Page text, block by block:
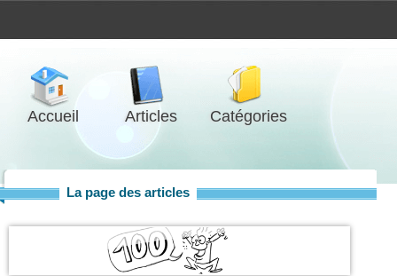
Accueil Articles Catégories
La page des articles